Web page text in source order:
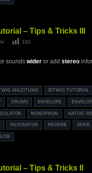
– Tips & Tricks III
186
sounds wideror add stereo
ANLEITUNG BITWIG TUTORIAL
DRUMS ENVELOPE
MONOPHON NATIVE
RESONATOR REVERB SERIE
– Tips & Tricks II